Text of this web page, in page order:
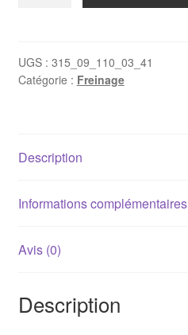
frein
avant
UGS : 315_09_110_03_41
Catégorie : Freinage
Description
Informations complémentaires
Avis (0)
Description